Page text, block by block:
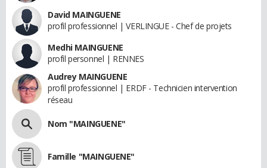
David MAINGUENE
profil professionnel | VERLINGUE - Chef de projets
Medhi MAINGUENE
profil personnel | RENNES
Audrey MAINGUENE
profil professionnel | ERDF - Technicien intervention
réseau
Nom "MAINGUENE"
Famille "MAINGUENE"